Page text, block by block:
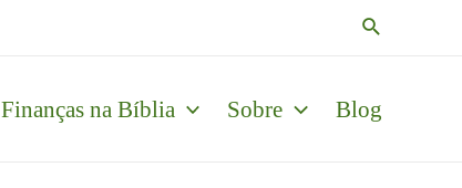
Pesquisar
Finanças na Bíblia Sobre Blog